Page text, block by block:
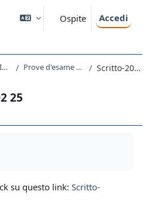
Ospite Accedi
051SM - INTRODUZIONE ALLA FISICA TEORICA 2023 Prove d'esame a.a. 2017/18 Scritto-2019 02 25
25
su questo link: Scritto-